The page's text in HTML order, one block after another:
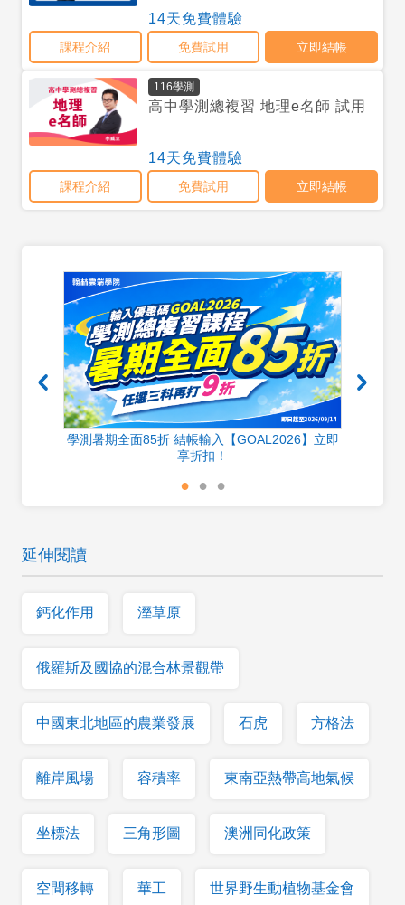
學測暑期全面85折 結帳輸入【GOAL2026】立即
享折扣！
延伸閱讀
鈣化作用 溼草原
俄羅斯及國協的混合林景觀帶
中國東北地區的農業發展 石虎 方格法
離岸風場 容積率 東南亞熱帶高地氣候
坐標法 三角形圖 澳洲同化政策
空間移轉 華工 世界野生動植物基金會